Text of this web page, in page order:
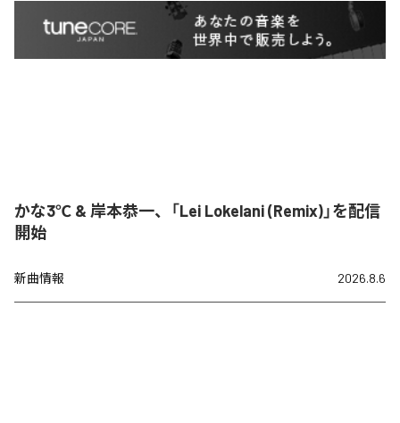
かな3℃ & 岸本恭一、「Lei Lokelani (Remix)」を配信
開始
新曲情報 2026.8.6